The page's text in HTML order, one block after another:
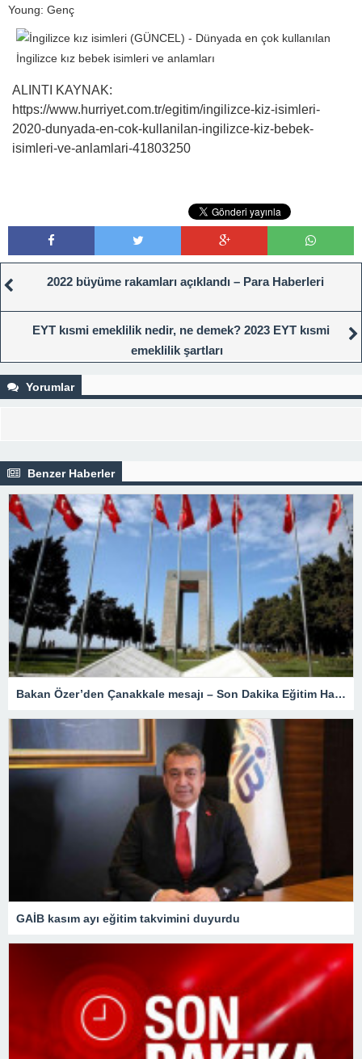
Young: Genç
ALINTI KAYNAK:
https://www.hurriyet.com.tr/egitim/ingilizce-kiz-isimleri-
2020-dunyada-en-cok-kullanilan-ingilizce-kiz-bebek-
isimleri-ve-anlamlari-41803250
2022 büyüme rakamları açıklandı – Para Haberleri
EYT kısmi emeklilik nedir, ne demek? 2023 EYT kısmi
emeklilik şartları
Yorumlar
Benzer Haberler
Bakan Özer’den Çanakkale mesajı – Son Dakika Eğitim Haberleri
GAİB kasım ayı eğitim takvimini duyurdu